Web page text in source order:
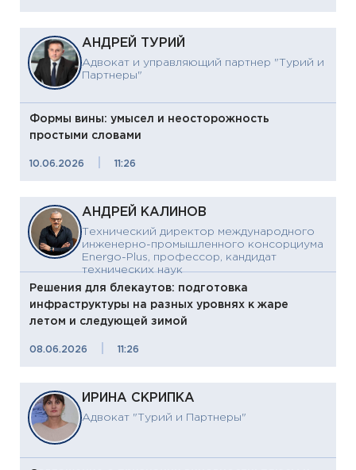
АНДРЕЙ ТУРИЙ
Адвокат и управляющий партнер "Турий и
Партнеры"
Формы вины: умысел и неосторожность
простыми словами
10.06.2026 11:26
АНДРЕЙ КАЛИНОВ
Технический директор международного
инженерно-промышленного консорциума
Energo-Plus, профессор, кандидат
технических наук
Решения для блекаутов: подготовка
инфраструктуры на разных уровнях к жаре
летом и следующей зимой
08.06.2026 11:26
ИРИНА СКРИПКА
Адвокат "Турий и Партнеры"